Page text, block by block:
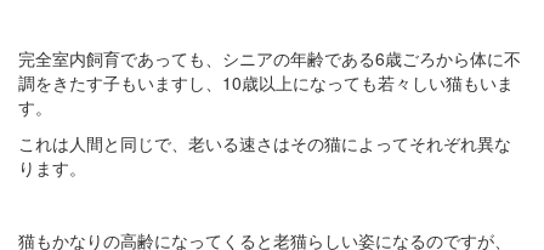
完全室内飼育であっても、シニアの年齢である6歳ごろから体に不
調をきたす子もいますし、10歳以上になっても若々しい猫もいま
す。
これは人間と同じで、老いる速さはその猫によってそれぞれ異な
ります。
猫もかなりの高齢になってくると老猫らしい姿になるのですが、